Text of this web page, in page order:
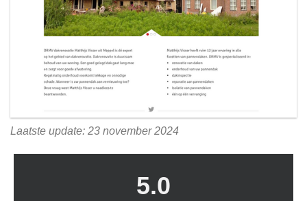
Laatste update: 23 november 2024
5.0